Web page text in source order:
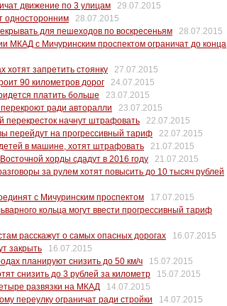
движение по 3 улицам
29.07.2015
односторонним
28.07.2015
для пешеходов по воскресеньям
28.07.2015
МКАД с Мичуринским проспектом ограничат до конца
хотят запретить стоянку
27.07.2015
90 километров дорог
24.07.2015
платить больше
23.07.2015
ради авторалли
23.07.2015
перекресток начнут штрафовать
22.07.2015
перейдут на прогрессивный тариф
22.07.2015
в машине, хотят штрафовать
21.07.2015
хорды сдадут в 2016 году
21.07.2015
за рулем хотят повысить до 10 тысяч рублей
с Мичуринским проспектом
17.07.2015
кольца могут ввести прогрессивный тариф
расскажут о самых опасных дорогах
16.07.2015
закрыть
16.07.2015
планируют снизить до 50 км/ч
15.07.2015
снизить до 3 рублей за километр
15.07.2015
развязки на МКАД
14.07.2015
переулку ограничат ради стройки
14.07.2015